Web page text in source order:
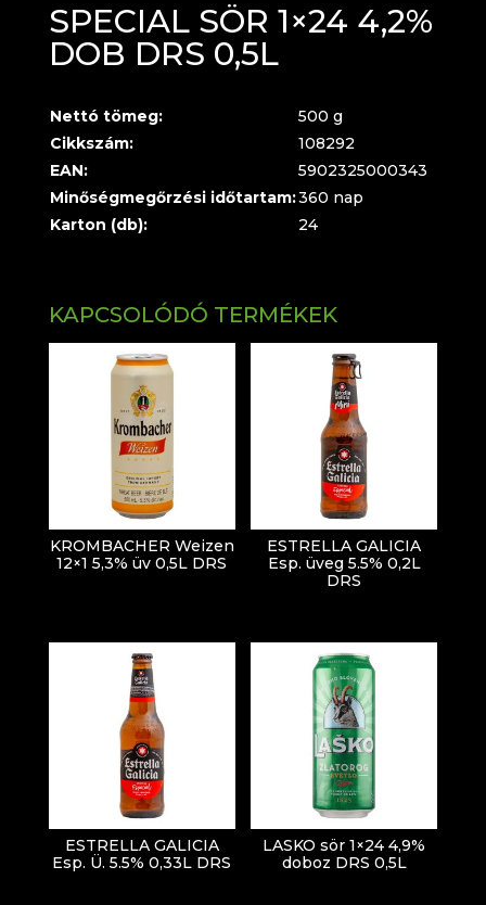
SPECIAL SÖR 1×24 4,2%
DOB DRS 0,5L
Nettó tömeg:
500 g
Cikkszám:
108292
EAN:
5902325000343
Minőségmegőrzési időtartam:360 nap
Karton (db):
24
KAPCSOLÓDÓ TERMÉKEK
KROMBACHER Weizen
12×1 5,3% üv 0,5L DRS
ESTRELLA GALICIA
Esp. üveg 5.5% 0,2L
DRS
ESTRELLA GALICIA
Esp. Ü. 5.5% 0,33L DRS
LASKO sör 1×24 4,9%
doboz DRS 0,5L